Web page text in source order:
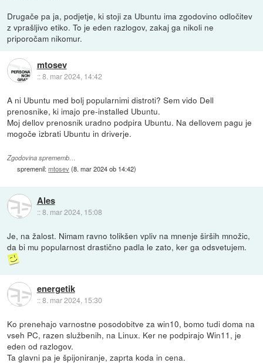
Drugače pa ja, podjetje, ki stoji za Ubuntu ima zgodovino odločitev
z vprašljivo etiko. To je eden razlogov, zakaj ga nikoli ne
priporočam nikomur.
mtosev
::8. mar 2024, 14:42
A ni Ubuntu med bolj popularnimi distroti? Sem vido Dell
prenosnike, ki imajo pre-installed Ubuntu.
Moj dellov prenosnik uradno podpira Ubuntu. Na dellovem pagu je
mogoče izbrati Ubuntu in driverje.
Zgodovina sprememb…
spremenil:mtosev(8. mar 2024 ob 14:42)
Ales
::8. mar 2024, 15:08
Je, na žalost. Nimam ravno tolikšen vpliv na mnenje širših množic,
da bi mu popularnost drastično padla le zato, ker ga odsvetujem.
energetik
::8. mar 2024, 15:30
Ko prenehajo varnostne posodobitve za win10, bomo tudi doma na
vseh PC, razen službenih, na Linux. Ker ne podpirajo Win11, je
eden od razlogov.
Ta glavni pa je špijoniranje, zaprta koda in cena.